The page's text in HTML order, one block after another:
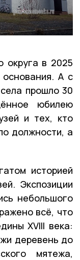
округа в 2025
А с
прошло 30
юбилею
и тех, кто
должности, а
историей
Экспозиции
небольшого
всё, что
XVIII века:
деревень до
мятежа,